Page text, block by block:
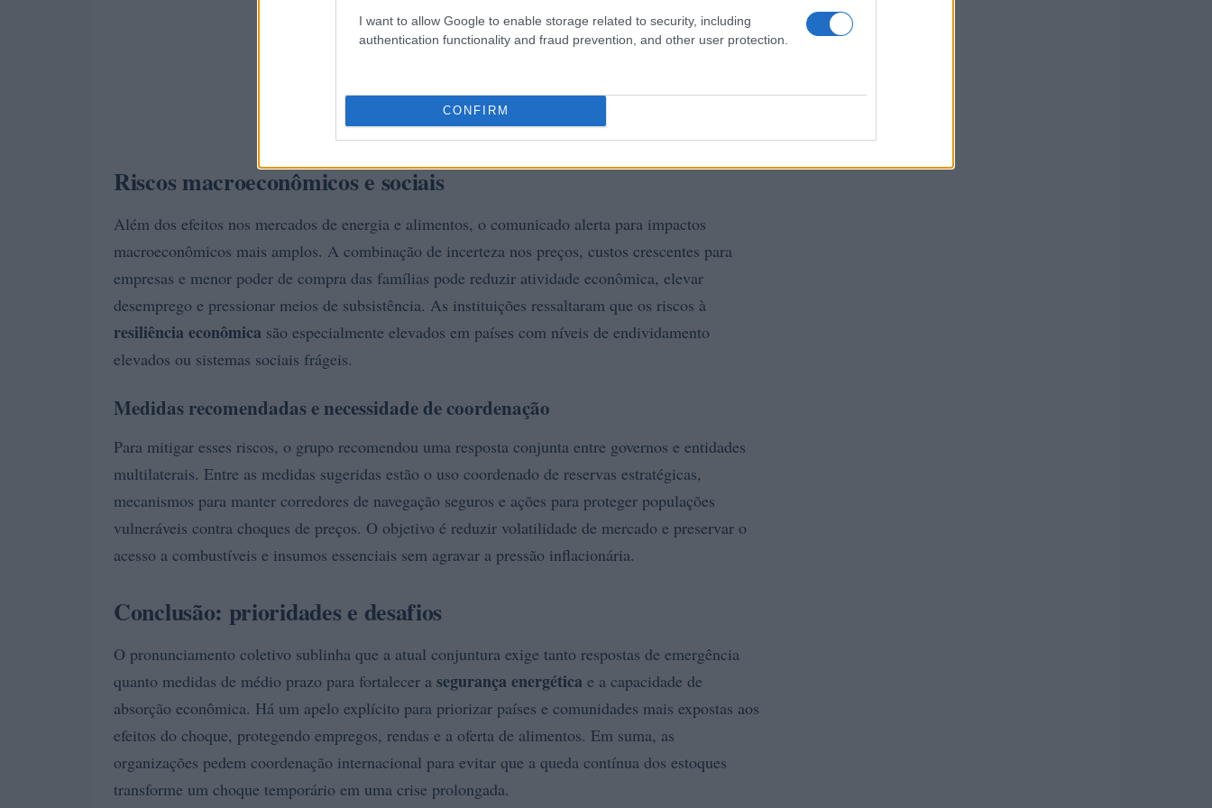
I want to allow Google to enable storage related to security, including
authentication functionality and fraud prevention, and other user protection.
CONFIRM
Riscos macroeconômicos e sociais
Além dos efeitos nos mercados de energia e alimentos, o comunicado alerta para impactos
macroeconômicos mais amplos. A combinação de incerteza nos preços, custos crescentes para
empresas e menor poder de compra das famílias pode reduzir atividade econômica, elevar
desemprego e pressionar meios de subsistência. As instituições ressaltaram que os riscos à
resiliência econômica são especialmente elevados em países com níveis de endividamento
elevados ou sistemas sociais frágeis.
Medidas recomendadas e necessidade de coordenação
Para mitigar esses riscos, o grupo recomendou uma resposta conjunta entre governos e entidades
multilaterais. Entre as medidas sugeridas estão o uso coordenado de reservas estratégicas,
mecanismos para manter corredores de navegação seguros e ações para proteger populações
vulneráveis contra choques de preços. O objetivo é reduzir volatilidade de mercado e preservar o
acesso a combustíveis e insumos essenciais sem agravar a pressão inflacionária.
Conclusão: prioridades e desafios
O pronunciamento coletivo sublinha que a atual conjuntura exige tanto respostas de emergência
quanto medidas de médio prazo para fortalecer a segurança energética e a capacidade de
absorção econômica. Há um apelo explícito para priorizar países e comunidades mais expostas aos
efeitos do choque, protegendo empregos, rendas e a oferta de alimentos. Em suma, as
organizações pedem coordenação internacional para evitar que a queda contínua dos estoques
transforme um choque temporário em uma crise prolongada.